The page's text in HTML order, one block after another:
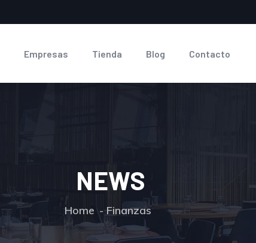
Empresas Tienda Blog Contacto
NEWS
Home Finanzas